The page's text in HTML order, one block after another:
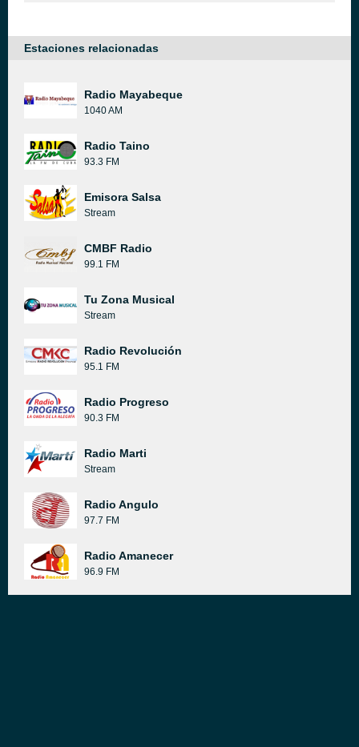
Estaciones relacionadas
Radio Mayabeque
1040 AM
Radio Taino
93.3 FM
Emisora Salsa
Stream
CMBF Radio
99.1 FM
Tu Zona Musical
Stream
Radio Revolución
95.1 FM
Radio Progreso
90.3 FM
Radio Marti
Stream
Radio Angulo
97.7 FM
Radio Amanecer
96.9 FM